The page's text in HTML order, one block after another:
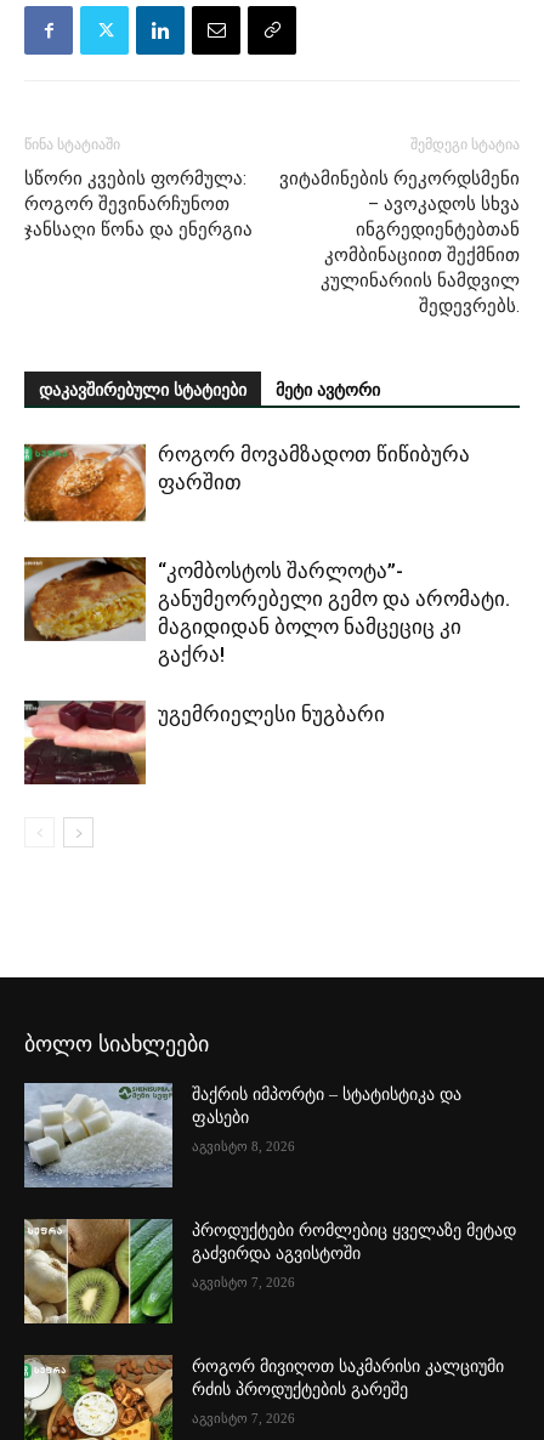
წინა სტატიაში
სწორი კვების ფორმულა:
როგორ შევინარჩუნოთ
ჯანსაღი წონა და ენერგია
შემდეგი სტატია
ვიტამინების რეკორდსმენი
– ავოკადოს სხვა
ინგრედიენტებთან
კომბინაციით შექმნით
კულინარიის ნამდვილ
შედევრებს.
დაკავშირებული სტატიები მეტი ავტორი
როგორ მოვამზადოთ წიწიბურა
ფარშით
“კომბოსტოს შარლოტა”-
განუმეორებელი გემო და არომატი.
მაგიდიდან ბოლო ნამცეციც კი
გაქრა!
უგემრიელესი ნუგბარი
ბოლო სიახლეები
შაქრის იმპორტი – სტატისტიკა და
ფასები
აგვისტო 8, 2026
პროდუქტები რომლებიც ყველაზე მეტად
გაძვირდა აგვისტოში
აგვისტო 7, 2026
როგორ მივიღოთ საკმარისი კალციუმი
რძის პროდუქტების გარეშე
აგვისტო 7, 2026